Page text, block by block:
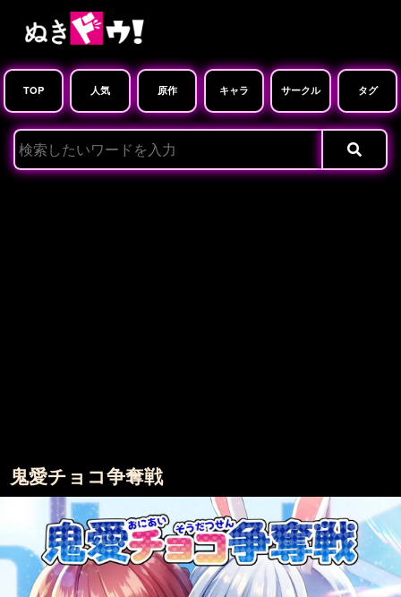
TOP 人気 原作 キャラ サークル タグ
鬼愛チョコ争奪戦